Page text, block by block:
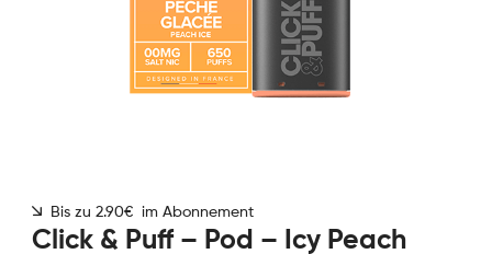
Bis zu 2.90€ im Abonnement
Click & Puff – Pod – Icy Peach